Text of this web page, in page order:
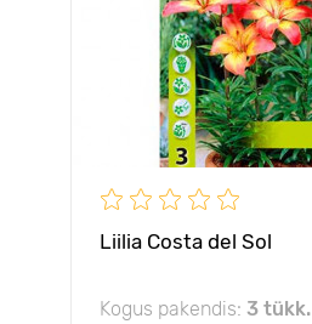
Liilia Costa del Sol
Kogus pakendis: 3 tükk.